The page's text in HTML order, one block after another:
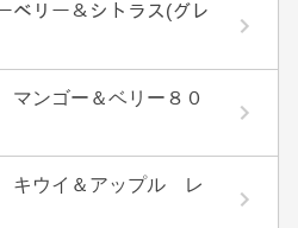
ベリー＆シトラス(グレ
ンゴー＆ベリー８０
キウイ＆アップル レ